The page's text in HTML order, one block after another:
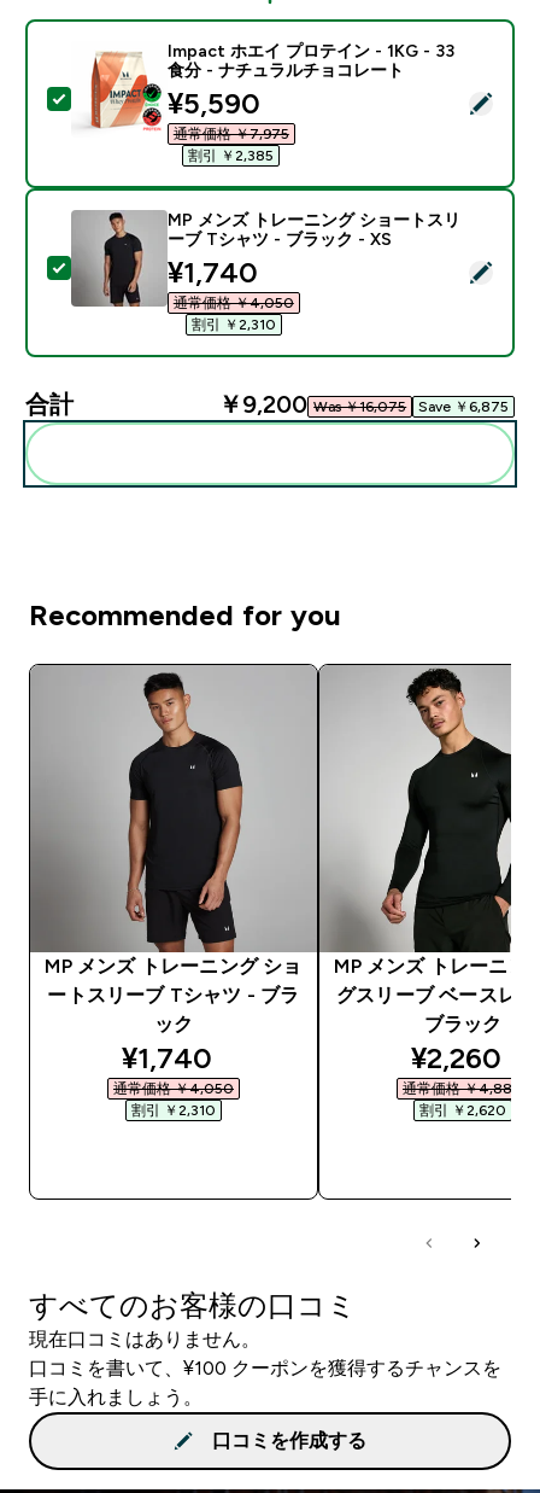
この商品を選択 - Impact ホエイ プロテイン - 1KG -
Impact ホエイ プロテイン - 1KG - 33
食分 - ナチュラルチョコレート
discounted price
¥5,590‎
通常価格 ￥7,975‎
割引 ￥2,385‎
この商品を選択 - MP メンズ トレーニング ショート
MP メンズ トレーニング ショートスリ
ーブ Tシャツ - ブラック - XS
discounted price
¥1,740‎
通常価格 ￥4,050‎
割引 ￥2,310‎
合計 ￥9,200‎ Was ￥16,075‎ Save ￥6,875‎
Recommended for you
MP メンズ トレーニング ショ
ートスリーブ Tシャツ - ブラ
ック
discounted price
¥1,740‎
通常価格 ￥4,050‎
割引 ￥2,310‎
MP メンズ トレーニン
グスリーブ ベースレ
ブラック
¥2,260‎
通常価格 ￥4,880‎
割引 ￥2,620‎
すべてのお客様の口コミ
現在口コミはありません。
口コミを書いて、¥100 クーポンを獲得するチャンスを
手に入れましょう。
口コミを作成する